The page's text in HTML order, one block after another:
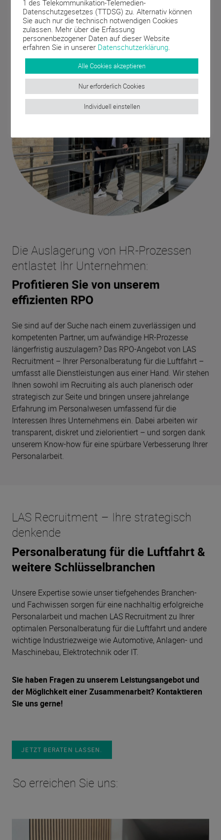
Je nach Bedarf springen wir als Interim Recruiter*,
Interim Manager* oder in Interim Management ein. Mit
unseren individuell skalierbaren Leistungen bleibt Ihr
Unternehmen auch in personell angespannten
Situationen flexibel und leistungsstark.
Die Auslagerung von HR-Prozessen
entlastet Ihr Unternehmen:
Profitieren Sie von unserem
effizienten RPO
Sie sind auf der Suche nach einem zuverlässigen und
kompetenten Partner, um aufwändige HR-Prozesse
längerfristig auszulagern? Das RPO-Angebot von LAS
Recruitment – Ihrer Personalberatung für die Luftfahrt –
umfasst alle Dienstleistungen aus einer Hand. Wir stehen
Ihnen sowohl im Recruiting als auch planerisch oder
strategisch zur Seite und bringen unsere jahrelange
Erfahrung im Personalwesen umfassend für die
Interessen Ihres Unternehmens ein. Dabei arbeiten wir
transparent, diskret und zielorientiert – und sorgen dank
unserem Know-how für eine spürbare Verbesserung Ihrer
Personalarbeit.
LAS Recruitment – Ihre strategisch
denkende
Personalberatung für die Luftfahrt &
weitere Schlüsselbranchen
Unsere Expertise sowie unser tiefgehendes Branchen-
und Fachwissen sorgen für eine nachhaltig erfolgreiche
Personalarbeit und machen LAS Recruitment zu Ihrer
optimalen Personalberatung für die Luftfahrt und andere
wichtige Industriezweige wie Automotive, Anlagen- und
Maschinebau, Elektrotechnik oder IT.
Sie haben Fragen zu unserem Leistungsangebot und
der Möglichkeit einer Zusammenarbeit? Kontaktieren
Sie uns gerne!
JETZT BERATEN LASSEN.
So erreichen Sie uns:
1 des Telekommunikation-Telemedien-
Datenschutzgesetzes (TTDSG) zu. Alternativ können
Sie auch nur die technisch notwendigen Cookies
zulassen. Mehr über die Erfassung
personenbezogener Daten auf dieser Website
erfahren Sie in unserer Datenschutzerklärung
Alle Cookies akzeptieren
Nur erforderlich Cookies
Individuell einstellen